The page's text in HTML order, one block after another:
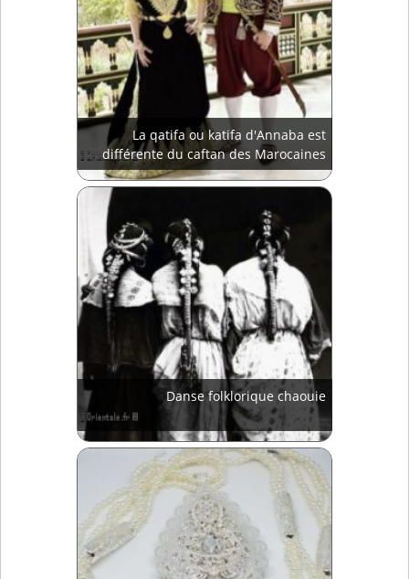
La qatifa ou katifa d'Annaba est
différente du caftan des Marocaines
Danse folklorique chaouie